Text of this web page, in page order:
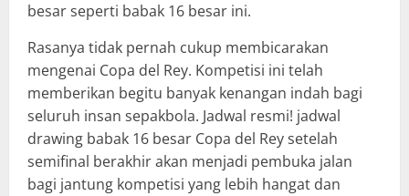
besar seperti babak 16 besar ini.
Rasanya tidak pernah cukup membicarakan
mengenai Copa del Rey. Kompetisi ini telah
memberikan begitu banyak kenangan indah bagi
seluruh insan sepakbola. Jadwal resmi! jadwal
drawing babak 16 besar Copa del Rey setelah
semifinal berakhir akan menjadi pembuka jalan
bagi jantung kompetisi yang lebih hangat dan